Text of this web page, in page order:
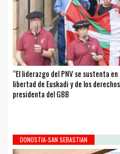
“El liderazgo del PNV se sustenta
libertad de Euskadi y de los
presidenta del GBB
DONOSTIA-SAN SEBASTIAN